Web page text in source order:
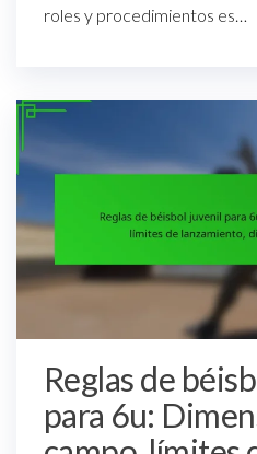
roles y procedimientos es…
Reglas de
para 6u: